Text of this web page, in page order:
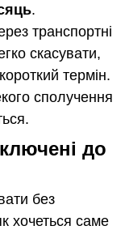
.
транспортні
скасувати,
термін.
сполучення
до
без
хочеться саме